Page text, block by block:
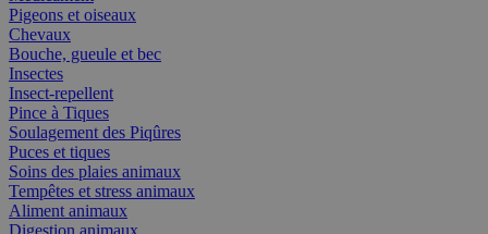
Pigeons et oiseaux
Chevaux
Bouche, gueule et bec
Insectes
Insect-repellent
Pince à Tiques
Soulagement des Piqûres
Puces et tiques
Soins des plaies animaux
Tempêtes et stress animaux
Aliment animaux